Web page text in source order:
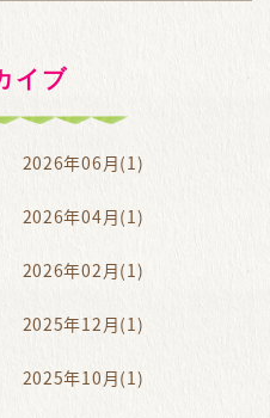
イブ
2026年06月(1)
2026年04月(1)
2026年02月(1)
2025年12月(1)
2025年10月(1)